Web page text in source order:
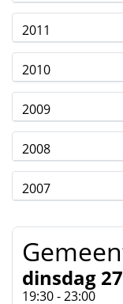
2011
2010
2009
2008
2007
dinsdag
19:30 - 23:00